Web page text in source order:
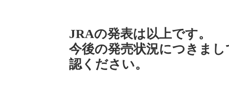
JRAの発表は以上です。
今後の発売状況につきま
認ください。